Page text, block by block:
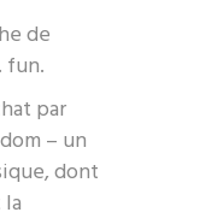
de
fun.
par
– un
dont